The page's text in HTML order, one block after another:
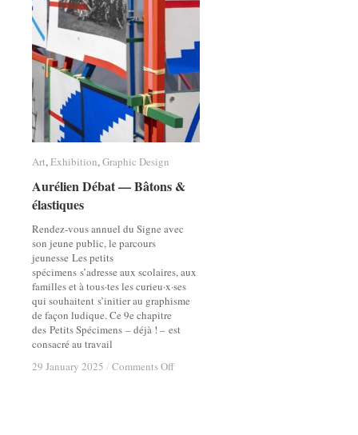
Art,Exhibition,Graphic Design
Aurélien Débat — Bâtons &
élastiques
Rendez-vous annuel du Signe avec
son jeune public, le parcours
jeunesse Les petits
spécimens s’adresse aux scolaires, aux
familles et à tous·tes les curieu·x·ses
qui souhaitent s’initier au graphisme
de façon ludique. Ce 9e chapitre
des Petits Spécimens – déjà ! – est
consacré au travail
29 January 2025 / Comments Offon
Art Exhibition Graphic Design
Aurélien Débat — Bâtons &
élastiques
29 January 2025 / Comments Offon